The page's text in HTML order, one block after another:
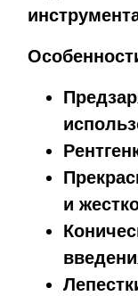
и